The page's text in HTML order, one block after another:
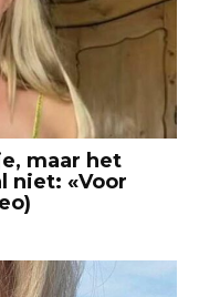
maar het
niet: «Voor